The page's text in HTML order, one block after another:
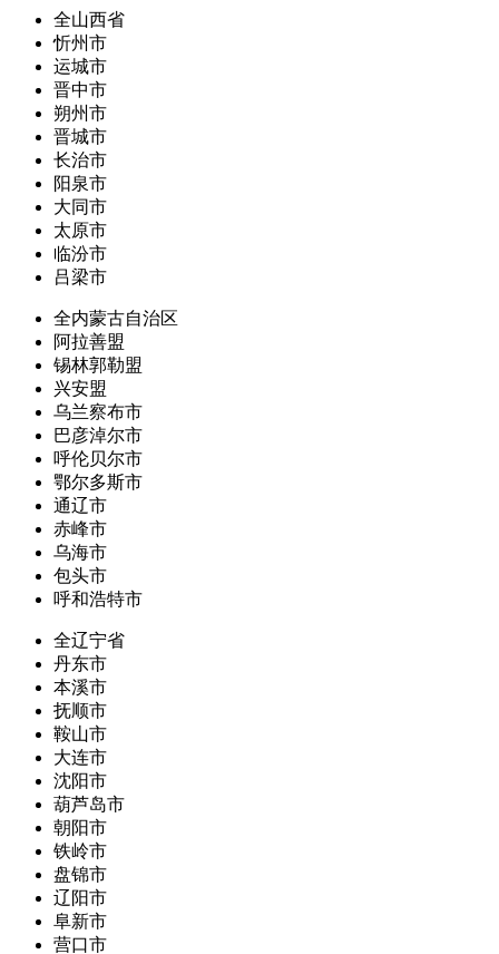
全山西省
忻州市
运城市
晋中市
朔州市
晋城市
长治市
阳泉市
大同市
太原市
临汾市
吕梁市
全内蒙古自治区
阿拉善盟
锡林郭勒盟
兴安盟
乌兰察布市
巴彦淖尔市
呼伦贝尔市
鄂尔多斯市
通辽市
赤峰市
乌海市
包头市
呼和浩特市
全辽宁省
丹东市
本溪市
抚顺市
鞍山市
大连市
沈阳市
葫芦岛市
朝阳市
铁岭市
盘锦市
辽阳市
阜新市
营口市